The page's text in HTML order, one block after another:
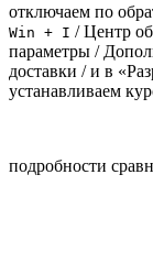
отключаем по
Win + I / Центр
параметры /
доставки / и в
устанавливаем
подробности